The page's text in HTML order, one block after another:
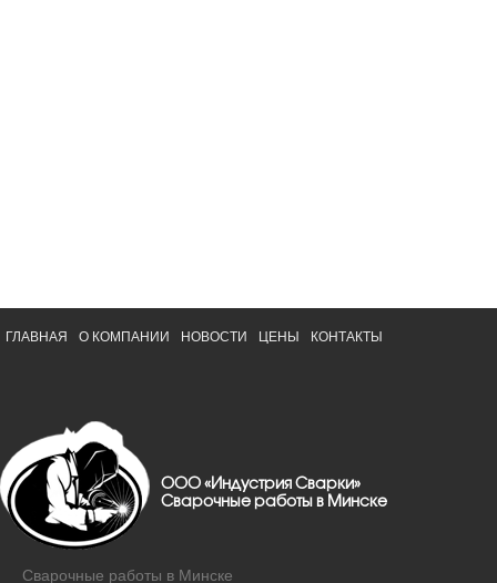
ГЛАВНАЯ О КОМПАНИИ НОВОСТИ ЦЕНЫ КОНТАКТЫ
ООО «Индустрия Сварки»
Сварочные работы в Минске
Сварочные работы в Минске